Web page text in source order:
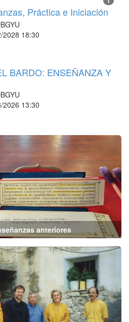
Práctica e Iniciación
2028 18:30
BARDO: ENSEÑANZA Y
2026 13:30
anteriores